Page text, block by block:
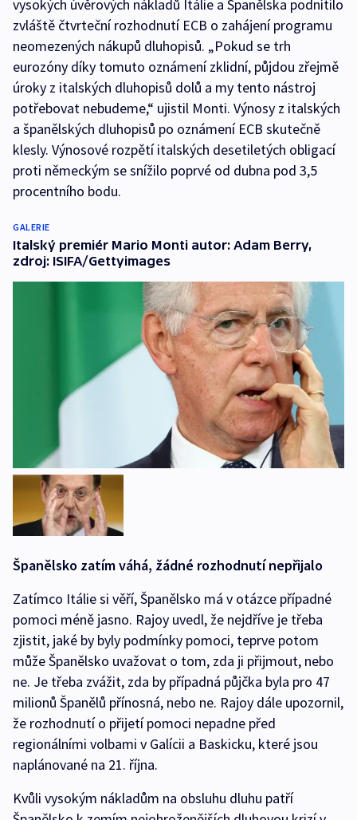
vysokých úvěrových nákladů Itálie a Španělska podnítilo
zvláště čtvrteční rozhodnutí ECB o zahájení programu
neomezených nákupů dluhopisů. „Pokud se trh
eurozóny díky tomuto oznámení zklidní, půjdou zřejmě
úroky z italských dluhopisů dolů a my tento nástroj
potřebovat nebudeme,“ ujistil Monti. Výnosy z italských
a španělských dluhopisů po oznámení ECB skutečně
klesly. Výnosové rozpětí italských desetiletých obligací
proti německým se snížilo poprvé od dubna pod 3,5
procentního bodu.
GALERIE
Italský premiér Mario Monti autor: Adam Berry,
zdroj: ISIFA/Gettyimages
Španělsko zatím váhá, žádné rozhodnutí nepřijalo
Zatímco Itálie si věří, Španělsko má v otázce případné
pomoci méně jasno. Rajoy uvedl, že nejdříve je třeba
zjistit, jaké by byly podmínky pomoci, teprve potom
může Španělsko uvažovat o tom, zda ji přijmout, nebo
ne. Je třeba zvážit, zda by případná půjčka byla pro 47
milionů Španělů přínosná, nebo ne. Rajoy dále upozornil,
že rozhodnutí o přijetí pomoci nepadne před
regionálními volbami v Galícii a Baskicku, které jsou
naplánované na 21. října.
Kvůli vysokým nákladům na obsluhu dluhu patří